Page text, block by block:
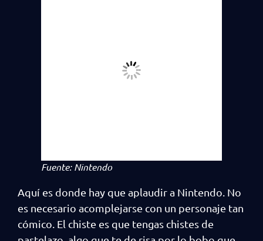
Fuente: Nintendo
Aquí es donde hay que aplaudir a Nintendo. No
es necesario acomplejarse con un personaje tan
cómico. El chiste es que tengas chistes de